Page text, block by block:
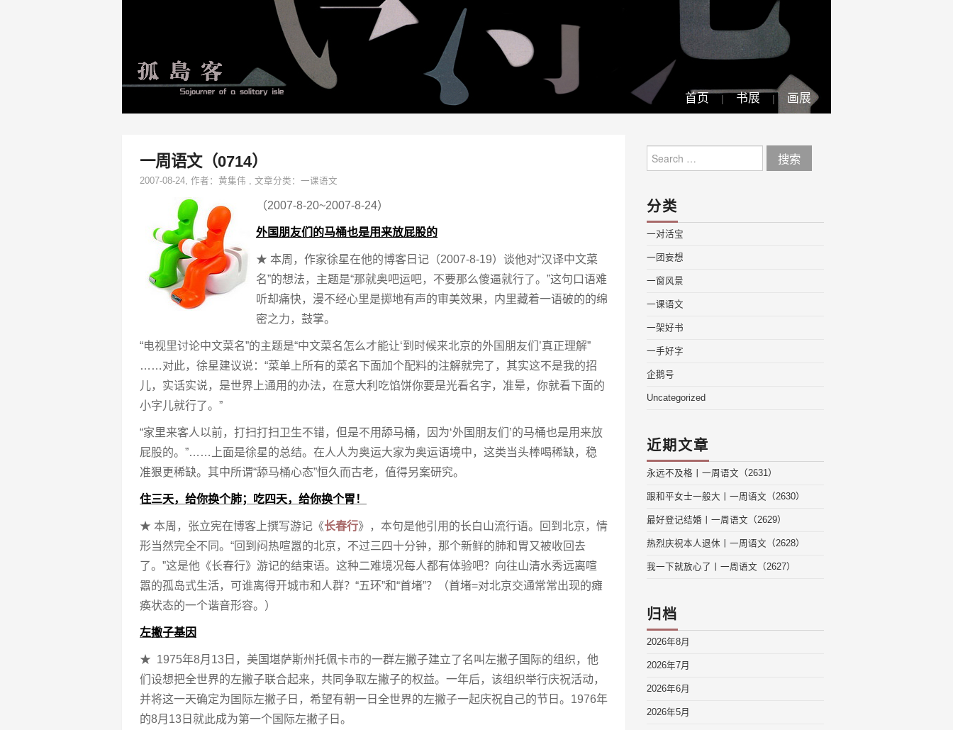
首页 书展 画展
一周语文（0714）
2007-08-24, 作者： 黄集伟 , 文章分类： 一课语文
（2007-8-20~2007-8-24）
外国朋友们的马桶也是用来放屁股的
★ 本周，作家徐星在他的博客日记（2007-8-19）谈他对“汉译中文菜
名”的想法，主题是“那就奥吧运吧，不要那么傻逼就行了。”这句口语难
听却痛快，漫不经心里是掷地有声的审美效果，内里藏着一语破的的绵
密之力，鼓掌。
“电视里讨论中文菜名”的主题是“中文菜名怎么才能让‘到时候来北京的外国朋友们’真正理解”
……对此，徐星建议说：“菜单上所有的菜名下面加个配料的注解就完了，其实这不是我的招
儿，实话实说，是世界上通用的办法，在意大利吃馅饼你要是光看名字，准晕，你就看下面的
小字儿就行了。”
“家里来客人以前，打扫打扫卫生不错，但是不用舔马桶，因为‘外国朋友们’的马桶也是用来放
屁股的。”……上面是徐星的总结。在人人为奥运大家为奥运语境中，这类当头棒喝稀缺，稳
准狠更稀缺。其中所谓“舔马桶心态”恒久而古老，值得另案研究。
住三天，给你换个肺；吃四天，给你换个胃！
★ 本周，张立宪在博客上撰写游记《长春行》，本句是他引用的长白山流行语。回到北京，情
形当然完全不同。“回到闷热喧嚣的北京，不过三四十分钟，那个新鲜的肺和胃又被收回去
了。”这是他《长春行》游记的结束语。这种二难境况每人都有体验吧？向往山清水秀远离喧
嚣的孤岛式生活，可谁离得开城市和人群？“五环”和“首堵”？（首堵=对北京交通常常出现的瘫
痪状态的一个谐音形容。）
左撇子基因
★ 1975年8月13日，美国堪萨斯州托佩卡市的一群左撇子建立了名叫左撇子国际的组织，他
们设想把全世界的左撇子联合起来，共同争取左撇子的权益。一年后，该组织举行庆祝活动，
并将这一天确定为国际左撇子日，希望有朝一日全世界的左撇子一起庆祝自己的节日。1976年
的8月13日就此成为第一个国际左撇子日。
for:
分类
一对活宝
一团妄想
一窗风景
一课语文
一架好书
一手好字
企鹅号
Uncategorized
近期文章
永远不及格丨一周语文（2631）
跟和平女士一般大丨一周语文（2630）
最好登记结婚丨一周语文（2629）
热烈庆祝本人退休丨一周语文（2628）
我一下就放心了丨一周语文（2627）
归档
2026年8月
2026年7月
2026年6月
2026年5月